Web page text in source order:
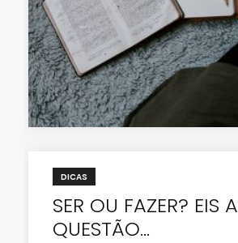
DICAS
SER OU FAZER? EIS A
QUESTÃO…